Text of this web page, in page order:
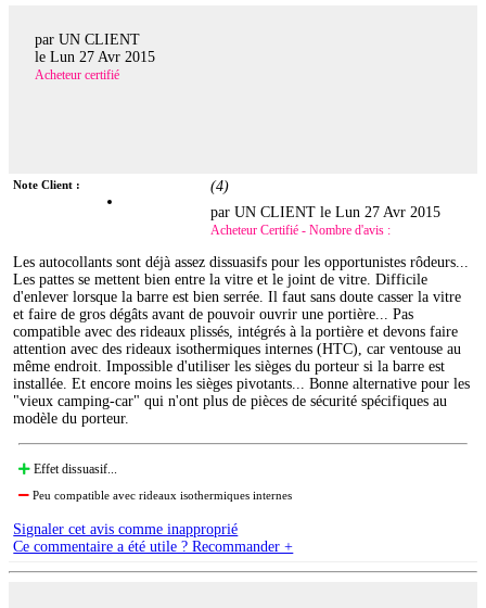
par UN CLIENT
le Lun 27 Avr 2015
Acheteur certifié
Note Client : (4)
par UN CLIENT leLun 27 Avr 2015
Acheteur Certifié - Nombre d'avis :
Les autocollants sont déjà assez dissuasifs pour les opportunistes rôdeurs...
Les pattes se mettent bien entre la vitre et le joint de vitre. Difficile
d'enlever lorsque la barre est bien serrée. Il faut sans doute casser la vitre
et faire de gros dégâts avant de pouvoir ouvrir une portière... Pas
compatible avec des rideaux plissés, intégrés à la portière et devons faire
attention avec des rideaux isothermiques internes (HTC), car ventouse au
même endroit. Impossible d'utiliser les sièges du porteur si la barre est
installée. Et encore moins les sièges pivotants... Bonne alternative pour les
"vieux camping-car" qui n'ont plus de pièces de sécurité spécifiques au
modèle du porteur.
Effet dissuasif...
Peu compatible avec rideaux isothermiques internes
Signaler cet avis comme inapproprié
Ce commentaire a été utile ? Recommander +